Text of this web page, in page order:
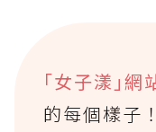
｢女子漾｣網
的每個樣子